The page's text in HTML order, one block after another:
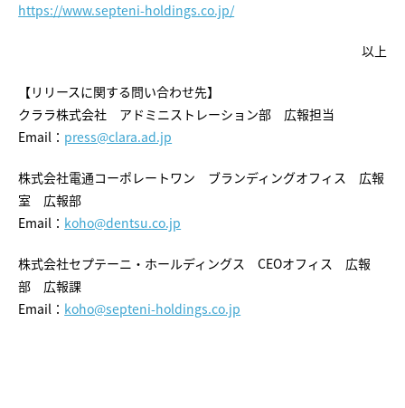
https://www.septeni-holdings.co.jp/
以上
【リリースに関する問い合わせ先】
クララ株式会社 アドミニストレーション部 広報担当
Email： press@clara.ad.jp
株式会社電通コーポレートワン ブランディングオフィス 広報
室 広報部
Email： koho@dentsu.co.jp
株式会社セプテーニ・ホールディングス CEOオフィス 広報
部 広報課
Email： koho@septeni-holdings.co.jp